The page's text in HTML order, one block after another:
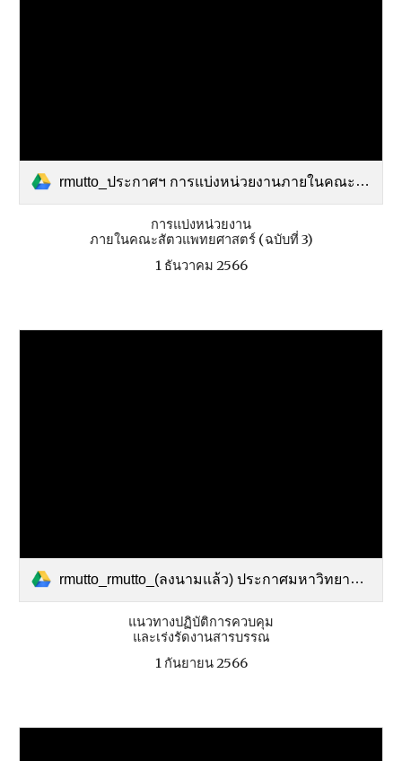
rmutto_ประกาศฯ การแบ่งหน่วยงานภายในคณะฯ (ฉบับท.pdf
การแบ่งหน่วยงาน
ภายในคณะสัตวแพทยศาสตร์ (ฉบับที่ 3)
1 ธันวาคม 2566
rmutto_rmutto_(ลงนามแล้ว) ประกาศมหาวิทยาลัยฯ เรื่อง.pdf
แนวทางปฏิบัติการควบคุม
และเร่งรัดงานสารบรรณ
1 กันยายน 2566